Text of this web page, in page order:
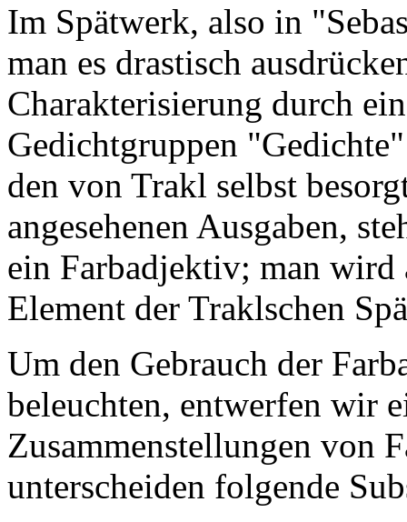
Im Spätwerk, also in
man es drastisch
Charakterisierung durch
Gedichtgruppen
den von Trakl selbst
angesehenen Ausgaben,
ein Farbadjektiv; man
Element der Traklschen
Um den Gebrauch der
beleuchten, entwerfen wir
Zusammenstellungen von
unterscheiden folgende